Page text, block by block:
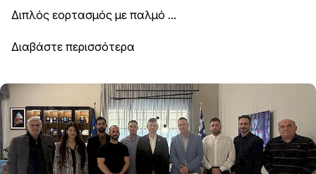
Διπλός εορτασμός με παλμό ...
Διαβάστε περισσότερα